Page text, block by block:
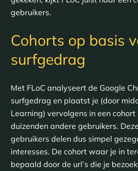
gebruikers.
Cohorts op basis
surfgedrag
Met FLoC analyseert de Google
surfgedrag en plaatst je (door
Learning) vervolgens in een
duizenden andere gebruikers.
gebruikers delen dus simpel
interesses. De cohort waar je in
bepaald door de url’s die je